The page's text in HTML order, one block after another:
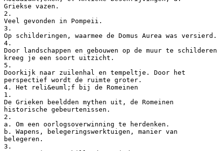
Griekse vazen.
2.
Veel gevonden in Pompeii.
3.
Op schilderingen, waarmee de Domus Aurea was versierd.
4.
Door landschappen en gebouwen op de muur te schilderen
kreeg je een soort uitzicht.
5.
Doorkijk naar zuilenhal en tempeltje. Door het
perspectief wordt de ruimte groter.
4. Het reli&euml;f bij de Romeinen
1.
De Grieken beeldden mythen uit, de Romeinen
historische gebeurtenissen.
2.
a. Om een oorlogsoverwinning te herdenken.
b. Wapens, belegeringswerktuigen, manier van
belegeren.
3.